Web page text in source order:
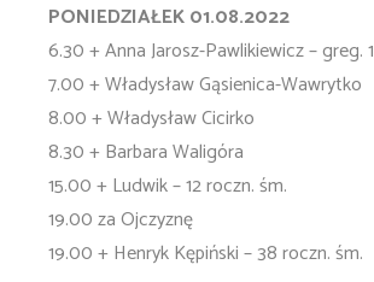
PONIEDZIAŁEK 01.08.2022
6.30 + Anna Jarosz-Pawlikiewicz – greg. 1
7.00 + Władysław Gąsienica-Wawrytko
8.00 + Władysław Cicirko
8.30 + Barbara Waligóra
15.00 + Ludwik – 12 roczn. śm.
19.00 za Ojczyznę
19.00 + Henryk Kępiński – 38 roczn. śm.